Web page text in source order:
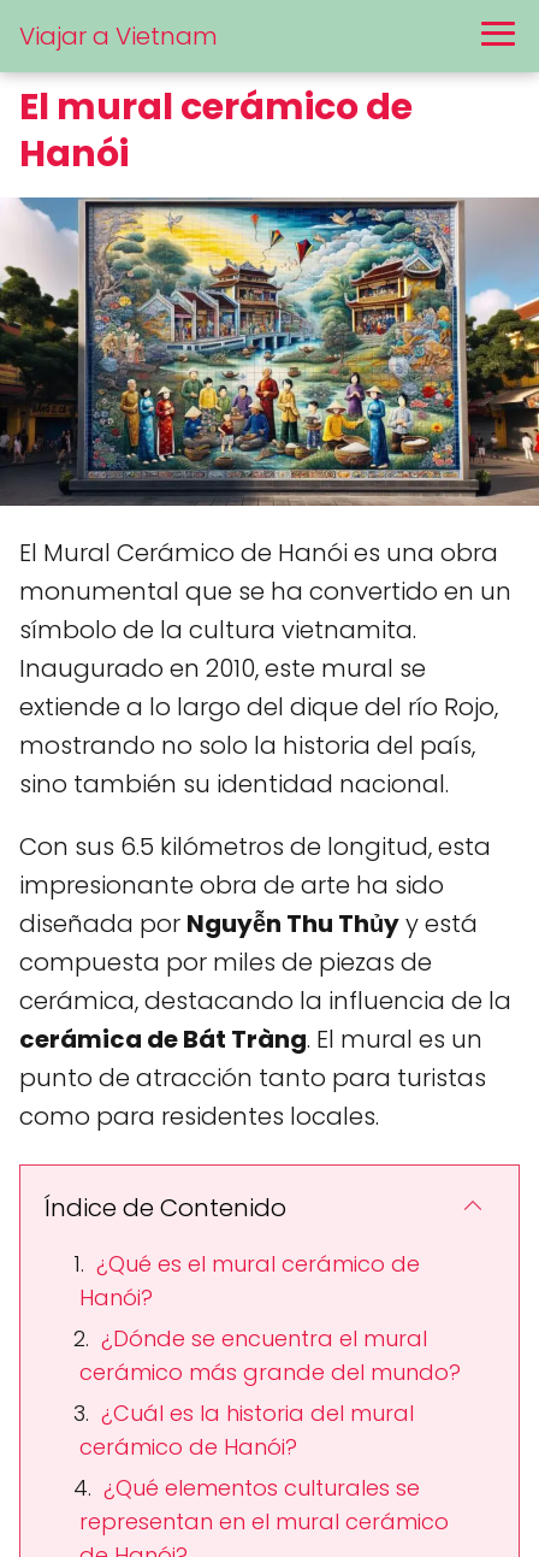
Viajar a Vietnam
El mural cerámico de
Hanói
El Mural Cerámico de Hanói es una obra
monumental que se ha convertido en un
símbolo de la cultura vietnamita.
Inaugurado en 2010, este mural se
extiende a lo largo del dique del río Rojo,
mostrando no solo la historia del país,
sino también su identidad nacional.
Con sus 6.5 kilómetros de longitud, esta
impresionante obra de arte ha sido
diseñada por Nguyễn Thu Thủyy está
compuesta por miles de piezas de
cerámica, destacando la influencia de la
cerámica de Bát Tràng. El mural es un
punto de atracción tanto para turistas
como para residentes locales.
Índice de Contenido
¿Qué es el mural cerámico de
Hanói?
¿Dónde se encuentra el mural
cerámico más grande del mundo?
¿Cuál es la historia del mural
cerámico de Hanói?
¿Qué elementos culturales se
representan en el mural cerámico